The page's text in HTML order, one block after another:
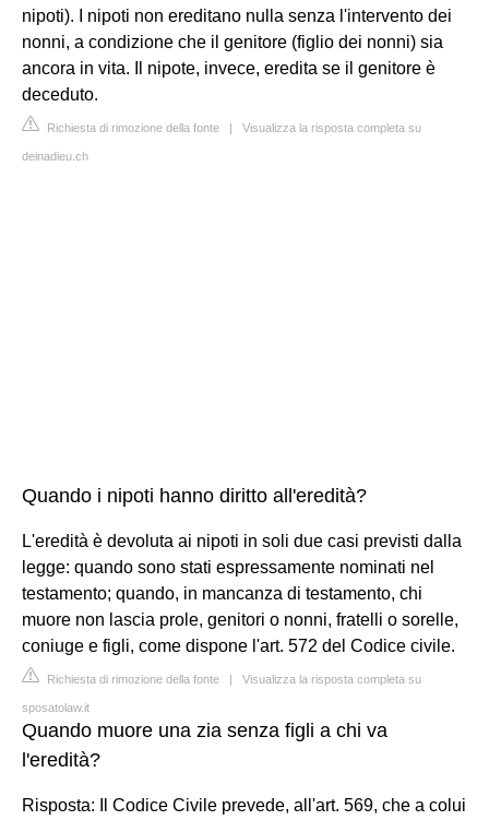
nipoti). I nipoti non ereditano nulla senza l'intervento dei
nonni, a condizione che il genitore (figlio dei nonni) sia
ancora in vita. Il nipote, invece, eredita se il genitore è
deceduto.
Richiesta di rimozione della fonte | Visualizza la risposta completa su
deinadieu.ch
Quando i nipoti hanno diritto all'eredità?
L'eredità è devoluta ai nipoti in soli due casi previsti dalla
legge: quando sono stati espressamente nominati nel
testamento; quando, in mancanza di testamento, chi
muore non lascia prole, genitori o nonni, fratelli o sorelle,
coniuge e figli, come dispone l'art. 572 del Codice civile.
Richiesta di rimozione della fonte | Visualizza la risposta completa su
sposatolaw.it
Quando muore una zia senza figli a chi va
l'eredità?
Risposta: Il Codice Civile prevede, all'art. 569, che a colui